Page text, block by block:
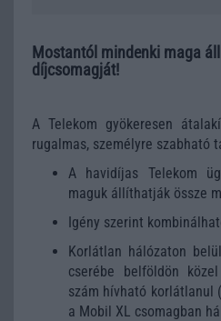
Mostantól mindenki maga
díjcsomagját!
A Telekom gyökeresen
rugalmas, személyre szabható
A havidíjas Telekom
maguk állíthatják össze
Igény szerint
Korlátlan hálózaton
cserébe belföldön
szám hívható korlátlanul
a Mobil XL csomagban